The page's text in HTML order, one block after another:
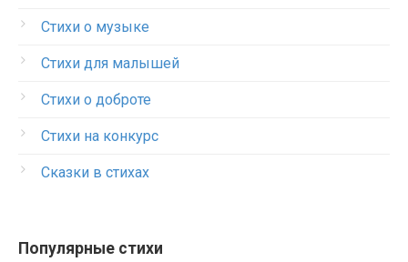
Стихи о музыке
Стихи для малышей
Стихи о доброте
Стихи на конкурс
Сказки в стихах
Популярные стихи